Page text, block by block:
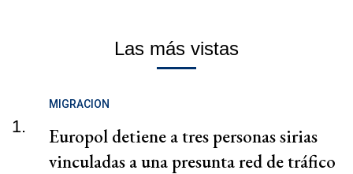
Las más vistas
1.
MIGRACION
Europol detiene a tres personas sirias
vinculadas a una presunta red de tráfico